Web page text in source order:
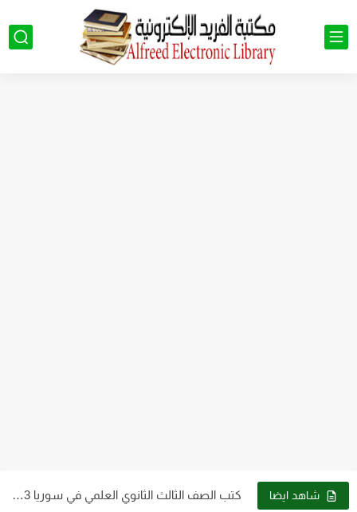
شاهد ايضا كتب الصف الثالث الثانوي العلمي في سوريا 2023 - 2024...